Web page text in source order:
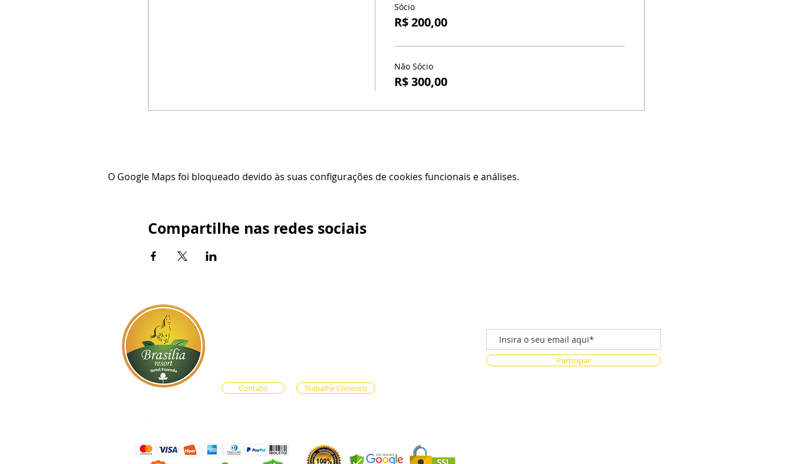
Sócio
R$ 200,00
Não Sócio
R$ 300,00
O Google Maps foi bloqueado devido às suas configurações de cookies funcionais e análises.
Compartilhe nas redes sociais
Participar
Contato Trabalhe Conosco